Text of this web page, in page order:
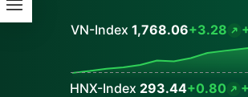
VN-Index 1,768.06+3.28
HNX-Index 293.44+0.80